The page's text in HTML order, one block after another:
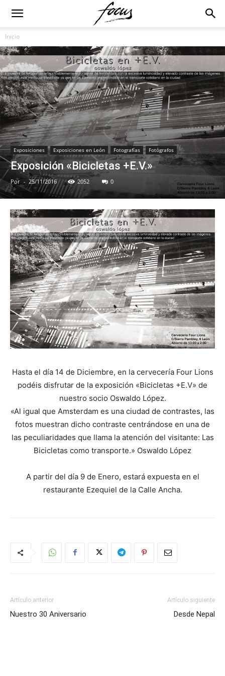
Inicio
Exposiciones Exposiciones en León Fotografías Fotógrafos
Exposición «Bicicletas +E.V.»
Por - 25/11/2016 2052 0
Hasta el día 14 de Diciembre, en la cervecería Four Lions
podéis disfrutar de la exposición «Bicicletas +E.V» de
nuestro socio Oswaldo López.
«Al igual que Amsterdam es una ciudad de contrastes, las
fotos muestran dicho contraste centrándose en una de
las peculiaridades que llama la atención del visitante: Las
Bicicletas como transporte.» Oswaldo López
A partir del día 9 de Enero, estará expuesta en el
restaurante Ezequiel de la Calle Ancha.
Artículo anterior
Nuestro 30 Aniversario
Artículo siguiente
Desde Nepal